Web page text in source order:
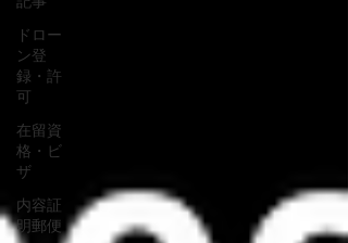
ドロー
ン登
録・許
可
在留資
格・ビ
ザ
内容証
明郵便